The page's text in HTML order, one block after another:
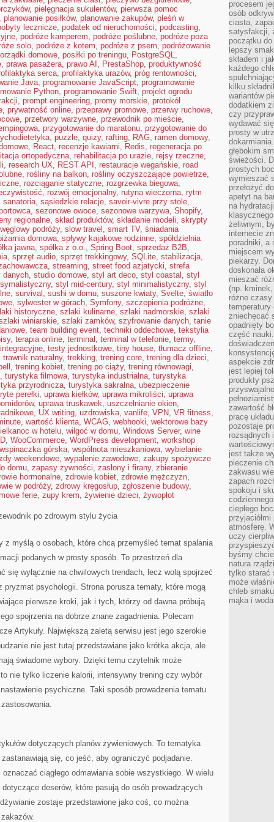
, pielęgnacja sukulentów, pierwsza pomoc
planowanie posiłków, planowanie zakupów, pleśń w
lecznicze, podatek od nieruchomości, podcasting,
, podróże kamperem, podróże poślubne, podróże poza
solo, podróże z kotem, podróże z psem, podróżowanie
domowe, posiłki po treningu, PostgreSQL,
, prawa pasażera, prawo AI , PrestaShop, produktywność
serca, profilaktyka urazów, próg rentowności,
Java, programowanie JavaScript, programowanie
Python, programowanie Swift, projekt ogrodu
, prompt engineering, promy morskie, protokół
, prywatność online, przeprawy promowe, przerwy ruchowe,
, przetwory warzywne, przewodnik po mieście,
, przygotowanie do maratonu, przygotowanie do
, puzzle, quizy, rafting, RAG, ramen domowy,
, React, recenzje kawiarni, Redis, regeneracja po
ortopedyczna, rehabilitacja po urazie, rejsy rzeczne,
, research UX, REST API , restauracje wegańskie, road
, rośliny na balkon, rośliny oczyszczające powietrze,
, rozciąganie statyczne, rozgrzewka biegowa,
, rozwój emocjonalny, rutyna wieczorna, rytm
sanatoria, sąsiedzkie relacje, savoir-vivre przy stole,
, sezonowe owoce, sezonowe warzywa, Shopify,
regionalne, skład produktów, składanie modeli, skrypty
podróży, slow travel , smart TV, śniadania
domowa, spływy kajakowe rodzinne, spółdzielnia
jawna, spółka z o.o., Spring Boot, sprzedaż B2B,
, sprzęt audio, sprzęt trekkingowy, SQLite, stabilizacja,
, streaming, street food azjatycki, strefa
danych, studio domowe, styl art deco, styl coastal , styl
, styl mid-century, styl minimalistyczny, styl
, survival , sushi w domu, suszone kwiaty, Svelte, światło
, sylwester w górach, Symfony, szczepienia podróżne,
historyczne, szlaki kulinarne, szlaki nadmorskie, szlaki
winiarskie, szlaki zamków, szyfrowanie danych, tanie
, team building event, techniki oddechowe, tekstylia
, terapia online, terminal , terminal w telefonie, termy,
, testy jednostkowe, tiny house, tłumacz offline,
trawnik naturalny, trekking, trening core, trening dla dzieci,
, trening kobiet, trening po ciąży, trening równowagi,
, turystyka filmowa, turystyka industrialna, turystyka
przyrodnicza, turystyka sakralna, ubezpieczenie
perełki, uprawa kiełków, uprawa mikroliści, uprawa
, uprawa truskawek, uszczelnianie okien,
, UX writing, uzdrowiska, vanlife, VPN, VR fitness,
, wartość klienta, WCAG, webhooki, wektorowe bazy
w hotelu, wilgoć w domu, Windows Server, wine
, WooCommerce, WordPress development, workshop
wspinaczka górska, wspólnota mieszkaniowa, wybielanie
weekendowe, wypalenie zawodowe, zakupy spożywcze
domu, zapasy żywności, zasłony i firany, zbieranie
hormonalne, zdrowie kobiet, zdrowie mężczyzn,
w podróży, zdrowy kręgosłup, zgłoszenie budowy,
ferie, zupy krem, żywienie dzieci, żywopłot
po zdrowym stylu życia
z myślą o osobach, które chcą przemyśleć temat spalania
podanych w prosty sposób. To przestrzeń dla
się wyłącznie na chwilowych trendach, lecz wolą spojrzeć
psychologii. Strona porusza tematy, które mogą
pierwsze kroki, jak i tych, którzy od dawna próbują
spojrzenia na dobrze znane zagadnienia. Polecam
Artykuły. Największą zaletą serwisu jest jego szerokie
nie jest tutaj przedstawiane jako krótka akcja, ale
świadome wybory. Dzięki temu czytelnik może
nie tylko liczenie kalorii, intensywny trening czy wybór
psychiczne. Taki sposób prowadzenia tematu
dotyczących planów żywieniowych. To tematyka
się, co jeść, aby ograniczyć podjadanie.
ciągłego odmawiania sobie wszystkiego. W wielu
deserów, które pasują do osób prowadzących
zostaje przedstawione jako coś, co można
procesem
osób
ciasta,
satysfakcji,
początku
lepszy
składem i
każdego
kilku
wariantów
dodatkiem
czy
wydawać
prosty w
głębokim
świeżości.
prostych
wymieszać
przełożyć
apetyt na
na
żeliwnym,
internecie
poradniki, a
miejscem
piekarzy.
doskonała
mieszać
(np.
różne
temperatury
zniechęcać
opadnięty
część
aspekcie
jest lepiej
produkty
zawartość
pracę
pozostaje
rozsądnych
jest także
pieczenie
zakwasu
zapach
spokoju i
ciepłego
atmosferę.
uczy
byśmy
natura
tylko starać
może
chleb
mąka i